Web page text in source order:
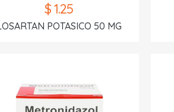
$ 1.25
POTASICO 50 MG